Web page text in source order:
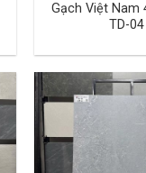
Gạch Việt Nam
TD-04